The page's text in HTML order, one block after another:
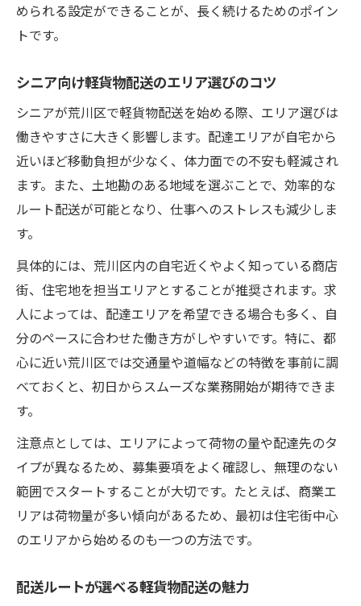
められる設定ができることが、長く続けるためのポイン
トです。
シニア向け軽貨物配送のエリア選びのコツ
シニアが荒川区で軽貨物配送を始める際、エリア選びは
働きやすさに大きく影響します。配達エリアが自宅から
近いほど移動負担が少なく、体力面での不安も軽減され
ます。また、土地勘のある地域を選ぶことで、効率的な
ルート配送が可能となり、仕事へのストレスも減少しま
す。
具体的には、荒川区内の自宅近くやよく知っている商店
街、住宅地を担当エリアとすることが推奨されます。求
人によっては、配達エリアを希望できる場合も多く、自
分のペースに合わせた働き方がしやすいです。特に、都
心に近い荒川区では交通量や道幅などの特徴を事前に調
べておくと、初日からスムーズな業務開始が期待できま
す。
注意点としては、エリアによって荷物の量や配達先のタ
イプが異なるため、募集要項をよく確認し、無理のない
範囲でスタートすることが大切です。たとえば、商業エ
リアは荷物量が多い傾向があるため、最初は住宅街中心
のエリアから始めるのも一つの方法です。
配送ルートが選べる軽貨物配送の魅力